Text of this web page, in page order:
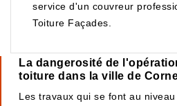
service d'un couvreur
Toiture Façades.
La dangerosité de
toiture dans la ville de
Les travaux qui se font au